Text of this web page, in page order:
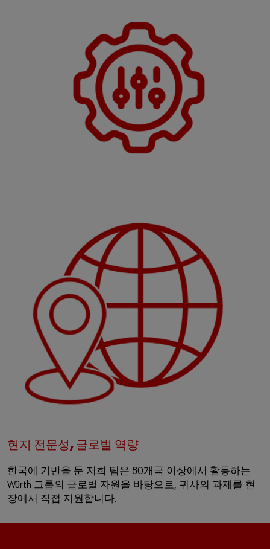
현지 전문성, 글로벌 역량
한국에 기반을 둔 저희 팀은 80개국 이상에서 활동하는
Würth 그룹의 글로벌 자원을 바탕으로, 귀사의 과제를 현
장에서 직접 지원합니다.